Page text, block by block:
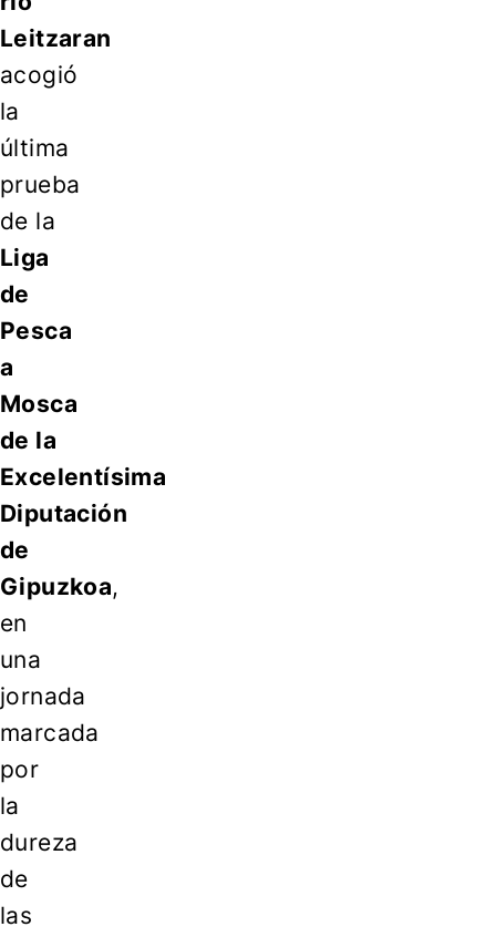
Leitzaran
acogió
la
última
prueba
de la
Liga
de
Pesca
a
Mosca
de la
Excelentísima
Diputación
de
Gipuzkoa,
en
una
jornada
marcada
por
la
dureza
de
las